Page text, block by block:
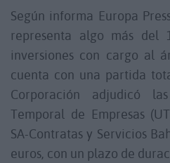
Según informa Europa
representa algo más
inversiones con cargo al
cuenta con una partida
Corporación adjudicó
Temporal de Empresas
SA-Contratas y Servicios
euros, con un plazo de